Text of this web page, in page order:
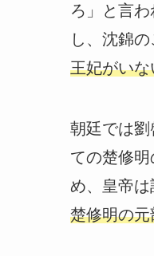
ろ」と言
し、沈錦
王妃がい
朝廷では
ての楚修
め、皇帝は
楚修明の